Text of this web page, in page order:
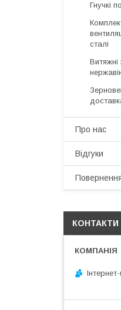
Гнучкі
сталі
Витяжні
Про нас
Відгуки
КОНТАКТИ